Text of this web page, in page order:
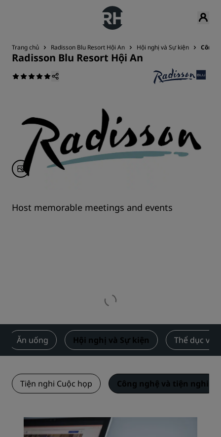
Trang chủ Radisson Blu Resort Hội An Hội nghị và Sự kiện Công
Radisson Blu Resort Hội An
Host memorable meetings and events
Ăn uống Hội nghị và Sự kiện Thể dục và
Tiện nghi Cuộc họp Công nghệ và tiện nghi